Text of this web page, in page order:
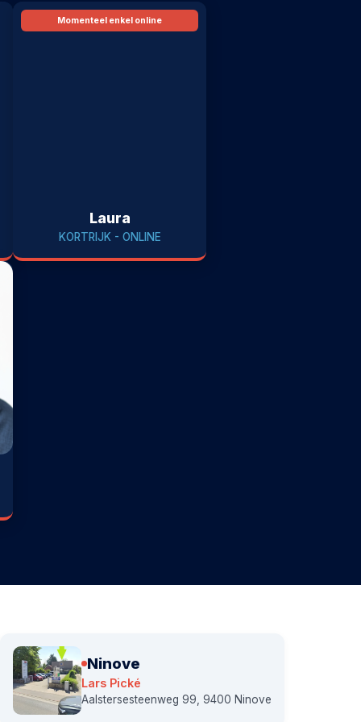
Momenteel enkel online
Laura
KORTRIJK - ONLINE
Ninove
Lars Pické
Aalstersesteenweg 99, 9400 Ninove